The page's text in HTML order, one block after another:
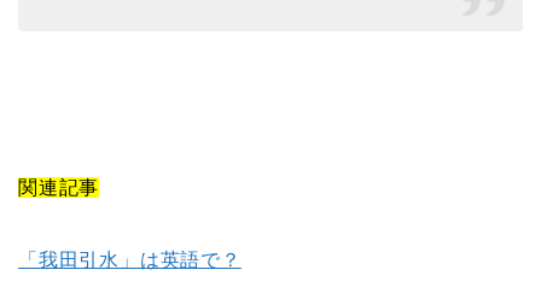
関連記事
「我田引水」は英語で？